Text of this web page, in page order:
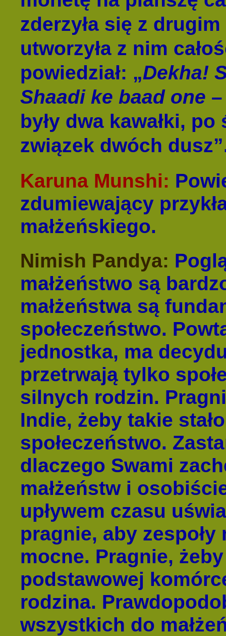
zderzyła się z
utworzyła z nim
powiedział: „Dekha!
Shaadi ke baad one
były dwa kawałki,
związek dwóch
Karuna Munshi:
zdumiewający
małżeńskiego.
Nimish Pandya:
małżeństwo są
małżeństwa są
społeczeństwo.
jednostka, ma
przetrwają tylko
silnych rodzin.
Indie, żeby takie
społeczeństwo.
dlaczego Swami
małżeństw i
upływem czasu
pragnie, aby zespoły
mocne. Pragnie,
podstawowej
rodzina.
wszystkich do